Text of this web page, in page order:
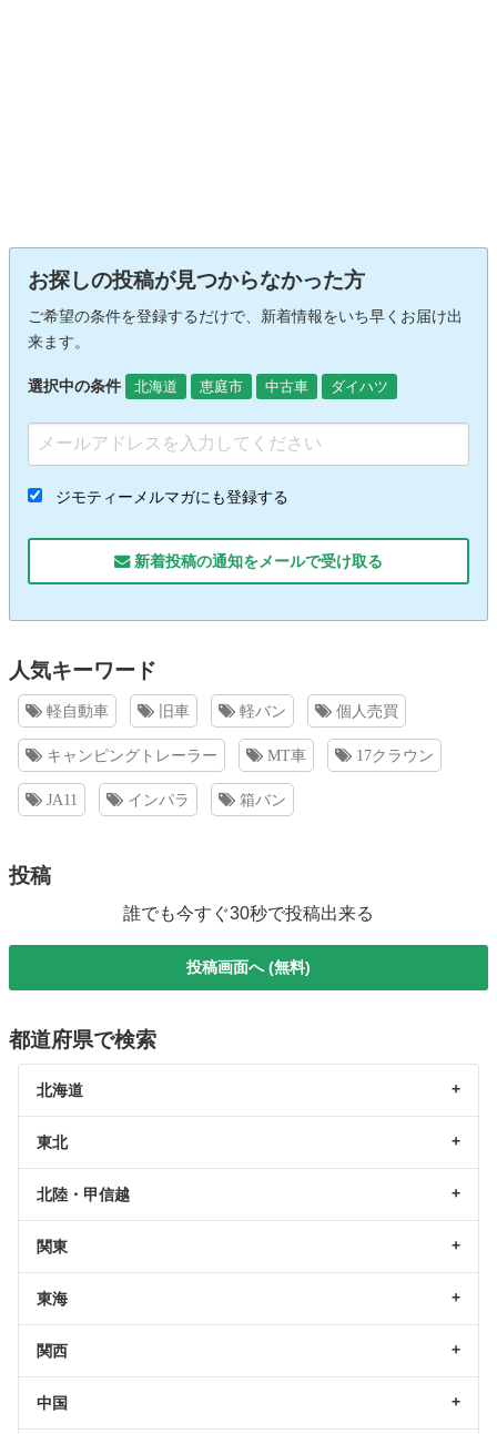
お探しの投稿が見つからなかった方
ご希望の条件を登録するだけで、新着情報をいち早くお届け出
来ます。
選択中の条件 北海道 恵庭市 中古車 ダイハツ
ジモティーメルマガにも登録する
新着投稿の通知をメールで受け取る
人気キーワード
軽自動車 旧車 軽バン 個人売買
キャンピングトレーラー MT車 17クラウン
JA11 インパラ 箱バン
投稿
誰でも今すぐ30秒で投稿出来る
投稿画面へ (無料)
都道府県で検索
北海道
東北
北陸・甲信越
関東
東海
関西
中国